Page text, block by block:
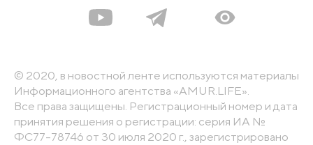
© 2020, в новостной ленте используются материалы
Информационного агентства «AMUR.LIFE».
Все права защищены. Регистрационный номер и дата
принятия решения о регистрации: серия ИА №
ФС77-78746 от 30 июля 2020 г., зарегистрировано